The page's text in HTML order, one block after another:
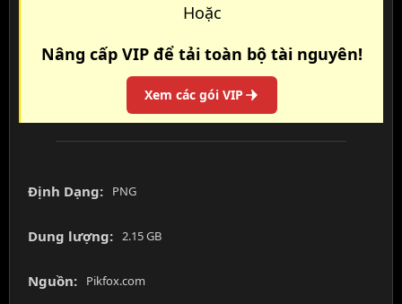
Hoặc
Nâng cấp VIP để tải toàn bộ tài nguyên!
Xem các gói VIP
Định Dạng: PNG
Dung lượng: 2.15 GB
Nguồn: Pikfox.com